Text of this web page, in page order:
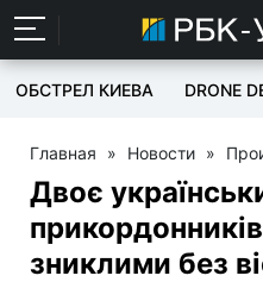
ОБСТРЕЛ КИЕВА DRONE
Главная » Новости »
Двоє
зниклими без